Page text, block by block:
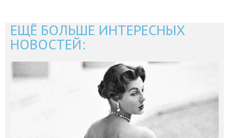
ЕЩЁ БОЛЬШЕ ИНТЕРЕСНЫХ
НОВОСТЕЙ: